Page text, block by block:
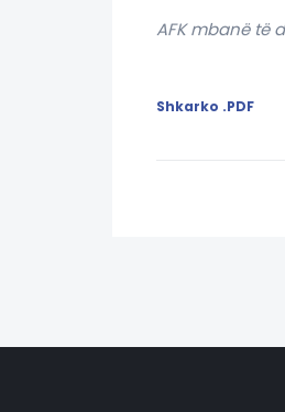
AFK mbanë të
Shkarko .PDF